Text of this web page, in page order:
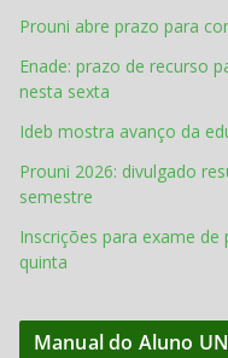
Prouni abre prazo para
Enade: prazo de recurso
nesta sexta
Ideb mostra avanço da
Prouni 2026: divulgado
semestre
Inscrições para exame
quinta
Manual do Aluno